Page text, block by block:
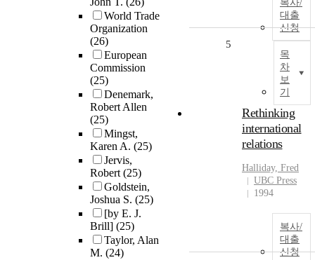
World Trade
Organization
(26)
European
Commission
(25)
Denemark,
Robert Allen
(25)
Mingst,
Karen A. (25)
Jervis,
Robert(25)
Goldstein,
Joshua S. (25)
[by E. J.
Brill] (25)
Taylor, Alan
M. (24)
복사/
대출
신청
목
차
보
기
5
Rethinking
international
relations
Halliday, Fred
UBC Press
1994
복사/
대출
신청